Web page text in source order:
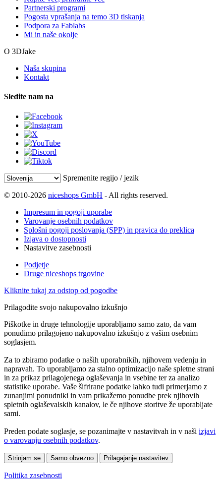
Partnerski programi
Pogosta vprašanja na temo 3D tiskanja
Podpora za Fablabs
Mi in naše okolje
O 3DJake
Naša skupina
Kontakt
Sledite nam na
Spremenite regijo / jezik
© 2010-2026 niceshops GmbH - All rights reserved.
Impresum in pogoji uporabe
Varovanje osebnih podatkov
Splošni pogoji poslovanja (SPP) in pravica do preklica
Izjava o dostopnosti
Nastavitve zasebnosti
Podjetje
Druge niceshops trgovine
Kliknite tukaj za odstop od pogodbe
Prilagodite svojo nakupovalno izkušnjo
Piškotke in druge tehnologije uporabljamo samo zato, da vam
ponudimo prilagojeno nakupovalno izkušnjo z vašim osebnim
soglasjem.
Za to zbiramo podatke o naših uporabnikih, njihovem vedenju in
napravah. To uporabljamo za stalno optimizacijo naše spletne strani
in za prikaz prilagojenega oglaševanja in vsebine ter za analizo
statistike uporabe. Vaše šifrirane podatke lahko tudi primerjamo z
zunanjimi ponudniki in vam prikažemo ponudbe prek njihovih
spletnih oglaševalskih kanalov, le če njihove storitve že uporabljate
sami.
Preden podate soglasje, se pozanimajte v nastavitvah in v naši izjavi
o varovanju osebnih podatkov.
Strinjam se Samo obvezno Prilagajanje nastavitev
Politika zasebnosti